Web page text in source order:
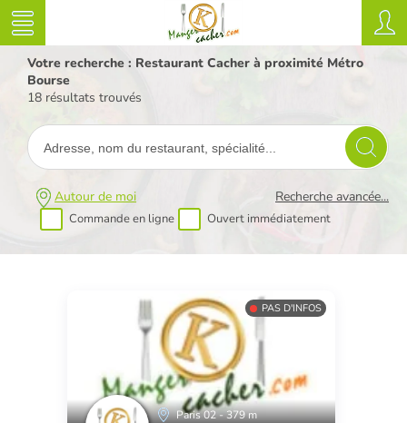
Votre recherche : Restaurant Cacher à proximité Métro
Bourse
18 résultats trouvés
Autour de moi
Commande en ligne Ouvert immédiatement
Recherche avancée...
PAS D'INFOS
Paris 02 - 379 m